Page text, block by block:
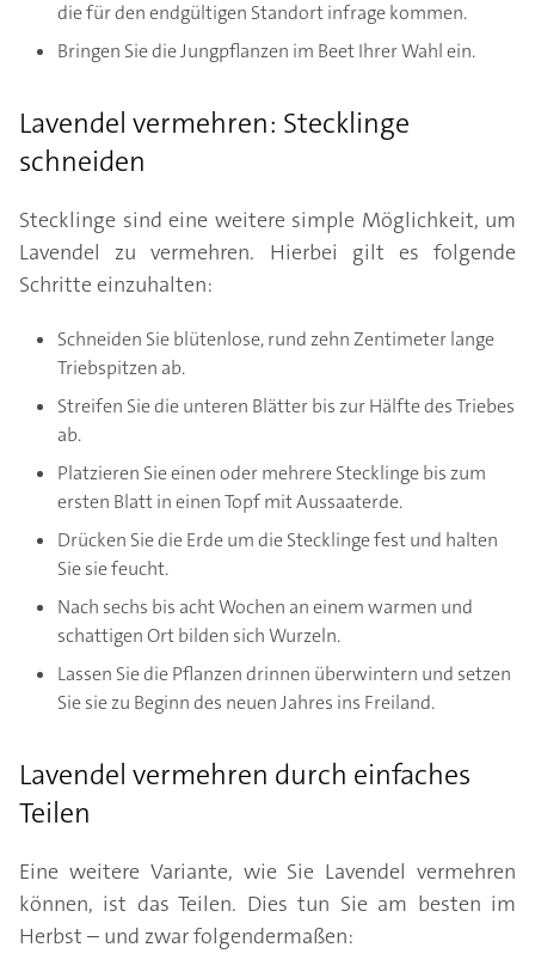
die für den endgültigen Standort infrage kommen.
Bringen Sie die Jungpflanzen im Beet Ihrer Wahl ein.
Lavendel vermehren: Stecklinge
schneiden
Stecklinge sind eine weitere simple Möglichkeit, um
Lavendel zu vermehren. Hierbei gilt es folgende
Schritte einzuhalten:
Schneiden Sie blütenlose, rund zehn Zentimeter lange
Triebspitzen ab.
Streifen Sie die unteren Blätter bis zur Hälfte des Triebes
ab.
Platzieren Sie einen oder mehrere Stecklinge bis zum
ersten Blatt in einen Topf mit Aussaaterde.
Drücken Sie die Erde um die Stecklinge fest und halten
Sie sie feucht.
Nach sechs bis acht Wochen an einem warmen und
schattigen Ort bilden sich Wurzeln.
Lassen Sie die Pflanzen drinnen überwintern und setzen
Sie sie zu Beginn des neuen Jahres ins Freiland.
Lavendel vermehren durch einfaches
Teilen
Eine weitere Variante, wie Sie Lavendel vermehren
können, ist das Teilen. Dies tun Sie am besten im
Herbst – und zwar folgendermaßen: